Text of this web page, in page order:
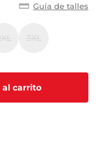
Guía de talles
carrito